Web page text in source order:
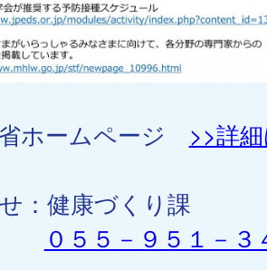
ホームページ >>詳
：健康づくり課
０５５－９５１－３